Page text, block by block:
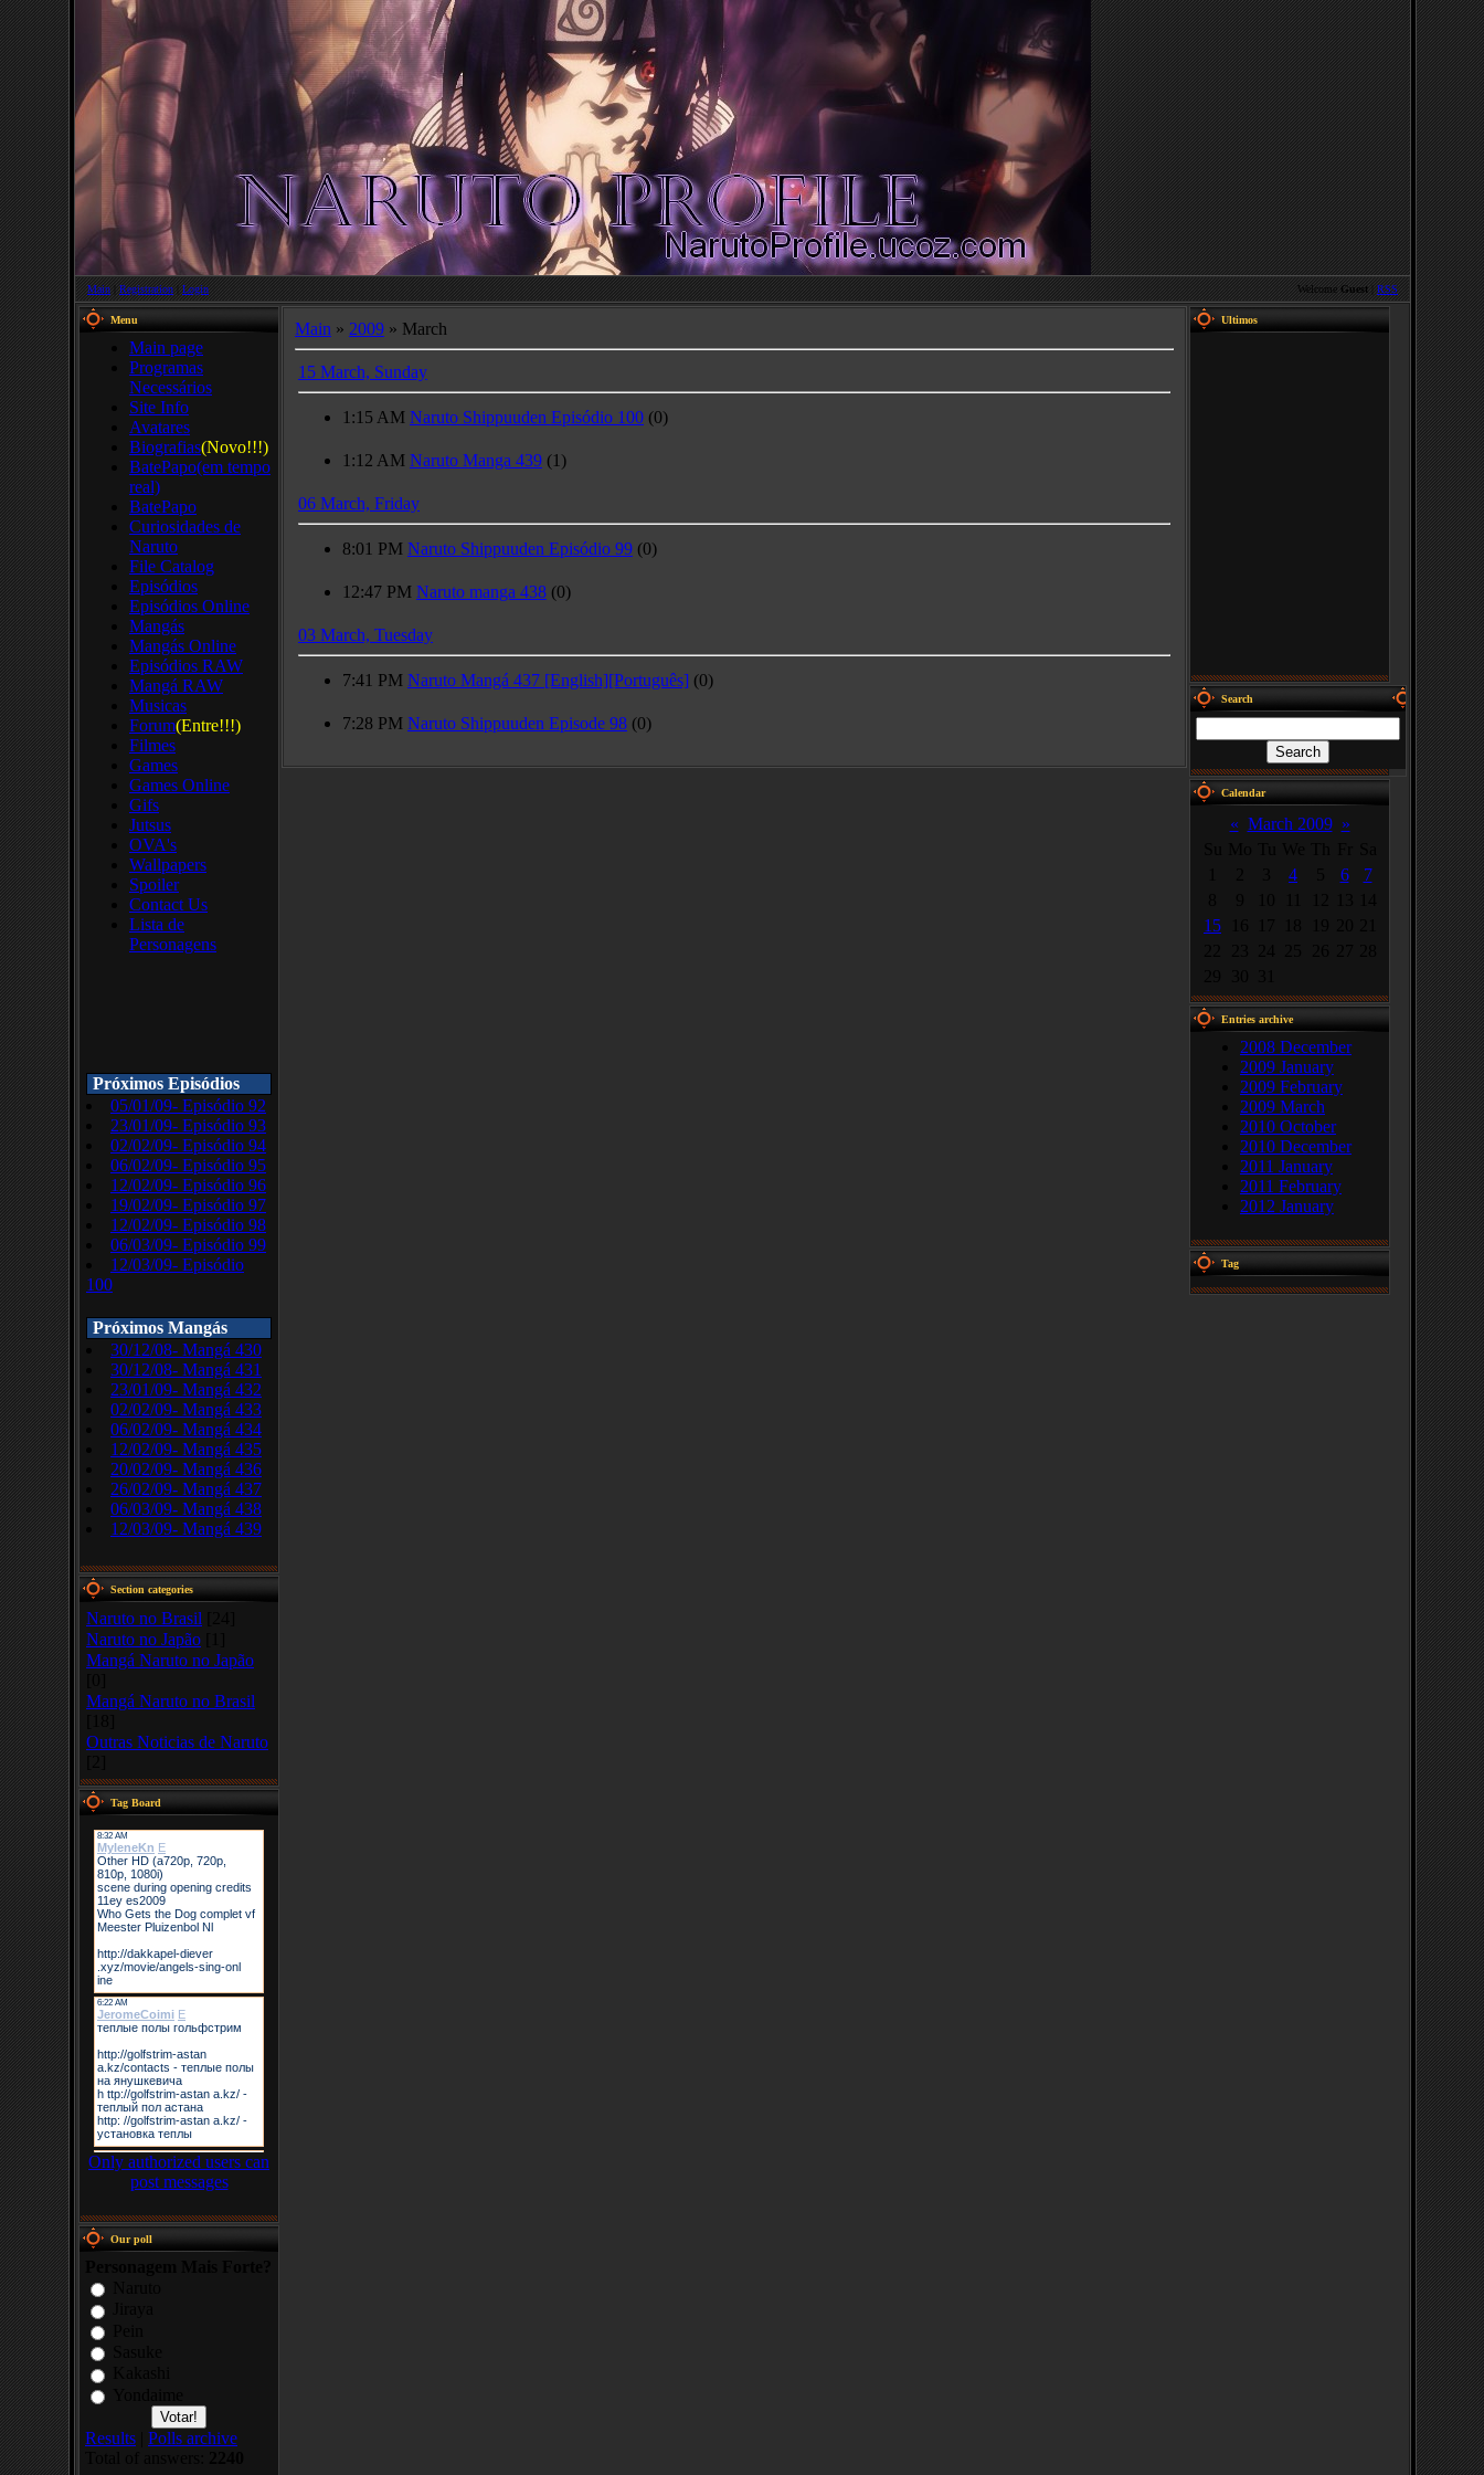
Main |Registration|Login WelcomeGuest| RSS
Menu
Main page
Programas
Necessários
Site Info
Avatares
Biografias(Novo!!!)
BatePapo(em tempo
real)
BatePapo
Curiosidades de
Naruto
File Catalog
Episódios
Episódios Online
Mangás
Mangás Online
Episódios RAW
Mangá RAW
Musicas
Forum(Entre!!!)
Filmes
Games
Games Online
Gifs
Jutsus
OVA's
Wallpapers
Spoiler
Contact Us
Lista de
Personagens
Próximos Episódios
05/01/09- Episódio 92
23/01/09- Episódio 93
02/02/09- Episódio 94
06/02/09- Episódio 95
12/02/09- Episódio 96
19/02/09- Episódio 97
12/02/09- Episódio 98
06/03/09- Episódio 99
12/03/09- Episódio
100
Próximos Mangás
30/12/08- Mangá 430
30/12/08- Mangá 431
23/01/09- Mangá 432
02/02/09- Mangá 433
06/02/09- Mangá 434
12/02/09- Mangá 435
20/02/09- Mangá 436
26/02/09- Mangá 437
06/03/09- Mangá 438
12/03/09- Mangá 439
Section categories
Naruto no Brasil
Naruto no Japão
Mangá Naruto no Japão
Mangá Naruto no Brasil
Outras Noticias de Naruto
Tag Board
Only authorized users can
post messages
Our poll
Results
Polls archive
Main » 2009 » March
15 March, Sunday
1:15 AM Naruto Shippuuden Episódio 100 (0)
1:12 AM Naruto Manga 439 (1)
06 March, Friday
8:01 PM Naruto Shippuuden Episódio 99 (0)
12:47 PM Naruto manga 438 (0)
03 March, Tuesday
7:41 PM Naruto Mangá 437 [English][Português] (0)
7:28 PM Naruto Shippuuden Episode 98 (0)
Ultimos
Search
Calendar
« March 2009 »
4 6
7
15
Entries archive
2008 December
2009 January
2009 February
2009 March
2010 October
2010 December
2011 January
2011 February
2012 January
Tag